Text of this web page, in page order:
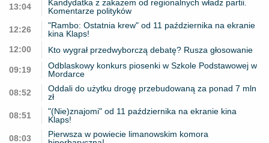
13:04
Kandydatka z zakazem od regionalnych władz partii.
Komentarze polityków
12:26
"Rambo: Ostatnia krew" od 11 października na ekranie
kina Klaps!
12:00
Kto wygrał przedwyborczą debatę? Rusza głosowanie
09:19
Odblaskowy konkurs piosenki w Szkole Podstawowej w
Mordarce
08:52
Oddali do użytku drogę przebudowaną za ponad 7 mln
zł
08:51
"(Nie)znajomi" od 11 października na ekranie kina
Klaps!
08:03
Pierwsza w powiecie limanowskim komora